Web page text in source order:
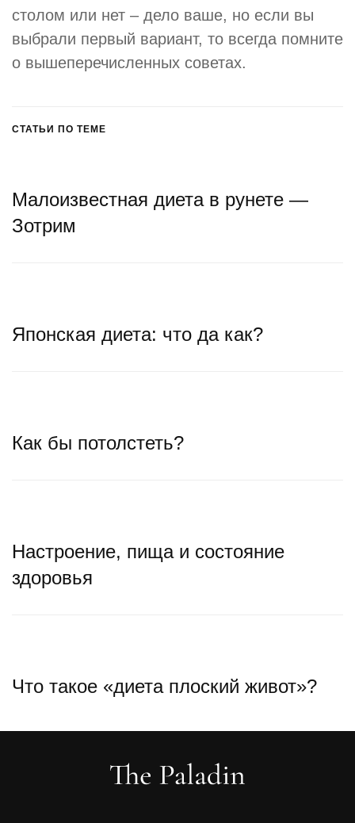
столом или нет – дело ваше, но если вы
выбрали первый вариант, то всегда помните
о вышеперечисленных советах.
СТАТЬИ ПО ТЕМЕ
Малоизвестная диета в рунете —
Зотрим
Японская диета: что да как?
Как бы потолстеть?
Настроение, пища и состояние
здоровья
Что такое «диета плоский живот»?